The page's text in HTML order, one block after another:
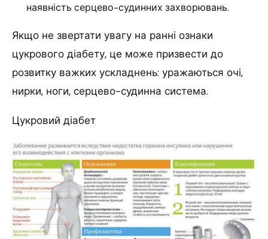
наявність серцево-судинних захворювань.
Якщо не звертати увагу на ранні ознаки
цукрового діабету, це може призвести до
розвитку важких ускладнень: уражаються очі,
нирки, ноги, серцево-судинна система.
Цукровий діабет